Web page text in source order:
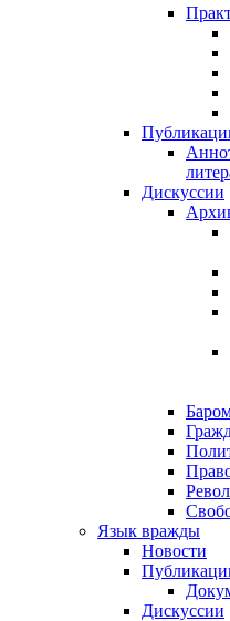
Дискуссии
Язык вражды
Новости
Дискуссии